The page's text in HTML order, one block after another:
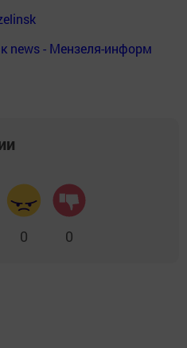
news - Мензеля-информ
0 0